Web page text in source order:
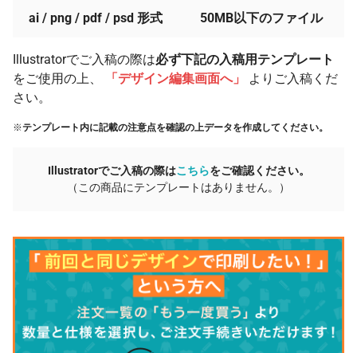
ai / png / pdf / psd 形式 50MB以下のファイル
Illustratorでご入稿の際は必ず下記の入稿用テンプレート
をご使用の上、
「デザイン編集画面へ」
よりご入稿くだ
さい。
※テンプレート内に記載の注意点を確認の上データを作成してください。
Illustratorでご入稿の際はこちらをご確認ください。
（この商品にテンプレートはありません。）